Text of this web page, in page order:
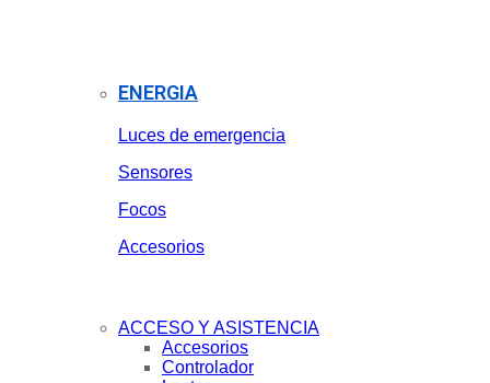
ENERGIA
Luces de emergencia
Sensores
Focos
Accesorios
ACCESO Y ASISTENCIA
Accesorios
Controlador